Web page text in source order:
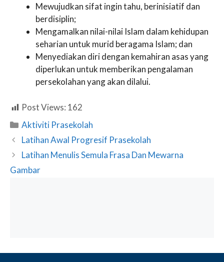
Mewujudkan sifat ingin tahu, berinisiatif dan
berdisiplin;
Mengamalkan nilai-nilai Islam dalam kehidupan
seharian untuk murid beragama Islam; dan
Menyediakan diri dengan kemahiran asas yang
diperlukan untuk memberikan pengalaman
persekolahan yang akan dilalui.
Post Views: 162
Categories
Aktiviti Prasekolah
Latihan Awal Progresif Prasekolah
Latihan Menulis Semula Frasa Dan Mewarna
Gambar